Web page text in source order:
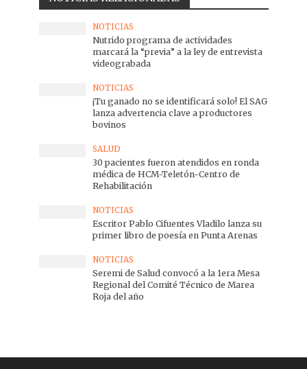
NOTICIAS
Nutrido programa de actividades
marcará la “previa” a la ley de entrevista
videograbada
NOTICIAS
¡Tu ganado no se identificará solo! El SAG
lanza advertencia clave a productores
bovinos
SALUD
30 pacientes fueron atendidos en ronda
médica de HCM-Teletón-Centro de
Rehabilitación
NOTICIAS
Escritor Pablo Cifuentes Vladilo lanza su
primer libro de poesía en Punta Arenas
NOTICIAS
Seremi de Salud convocó a la 1era Mesa
Regional del Comité Técnico de Marea
Roja del año